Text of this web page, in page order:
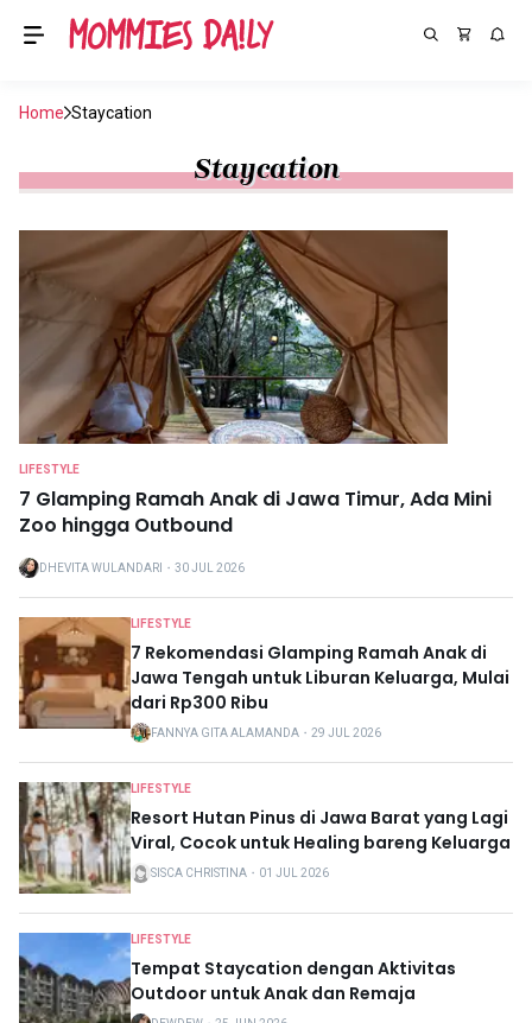
Home Staycation
Staycation
LIFESTYLE
7 Glamping Ramah Anak di Jawa Timur, Ada Mini
Zoo hingga Outbound
DHEVITA WULANDARI ・ 30 JUL 2026
LIFESTYLE
7 Rekomendasi Glamping Ramah Anak di
Jawa Tengah untuk Liburan Keluarga, Mulai
dari Rp300 Ribu
FANNYA GITA ALAMANDA ・ 29 JUL 2026
LIFESTYLE
Resort Hutan Pinus di Jawa Barat yang Lagi
Viral, Cocok untuk Healing bareng Keluarga
SISCA CHRISTINA ・ 01 JUL 2026
LIFESTYLE
Tempat Staycation dengan Aktivitas
Outdoor untuk Anak dan Remaja